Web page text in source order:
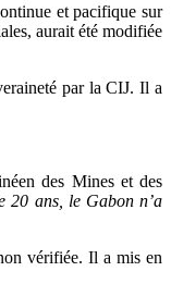
et pacifique sur
aurait été modifiée
par la CIJ. Il a
des Mines et des
20 ans, le Gabon n’a
vérifiée. Il a mis en